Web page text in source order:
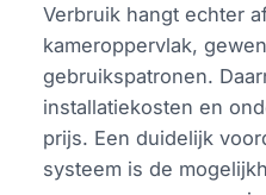
Verbruik hangt echter
kameroppervlak,
gebruikspatronen.
installatiekosten en
prijs. Een duidelijk
systeem is de